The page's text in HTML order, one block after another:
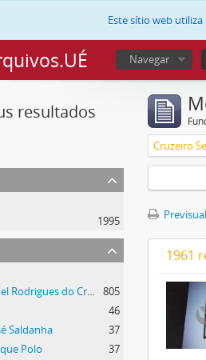
Este sítio web
Navegar
resultados
1995
Seixas, Artur Manuel Rodrigues do Cruzeiro
805
46
Saldanha
37
Polo
37
Cruzeiro
1961